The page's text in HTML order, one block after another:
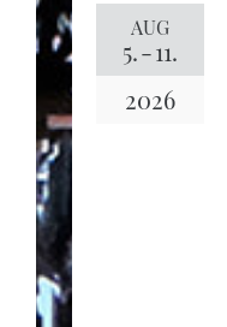
AUG
5.-11.
2026